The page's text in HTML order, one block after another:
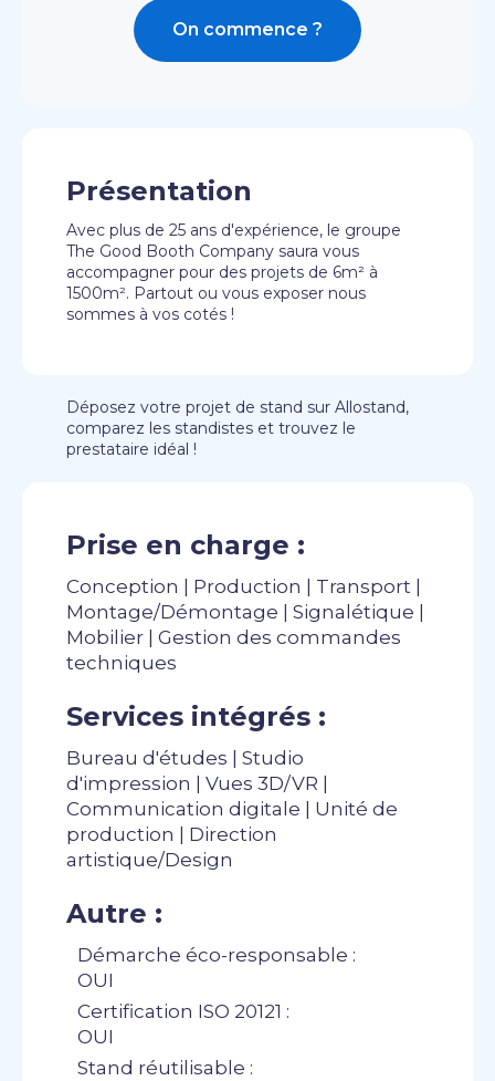
On commence ?
Présentation
Avec plus de 25 ans d'expérience, le groupe
The Good Booth Company saura vous
accompagner pour des projets de 6m² à
1500m². Partout ou vous exposer nous
sommes à vos cotés !
Déposez votre projet de stand sur Allostand,
comparez les standistes et trouvez le
prestataire idéal !
Prise en charge :
Conception | Production | Transport |
Montage/Démontage | Signalétique |
Mobilier | Gestion des commandes
techniques
Services intégrés :
Bureau d'études | Studio
d'impression | Vues 3D/VR |
Communication digitale | Unité de
production | Direction
artistique/Design
Autre :
Démarche éco-responsable :
OUI
Certification ISO 20121 :
OUI
Stand réutilisable :